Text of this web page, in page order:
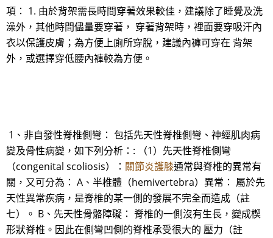
項： 1. 由於背架需長時間穿著效果較佳，建議除了睡覺及洗
澡外，其他時間儘量要穿著， 穿著背架時，裡面要穿吸汗內
衣以保護皮膚；為方便上廁所穿脫，建議內褲可穿在 背架
外，或選擇穿低腰內褲較為方便。
1、非自發性脊椎側彎： 包括先天性脊椎側彎、神經肌肉病
變及骨性病變，如下列分析：: （1）先天性脊椎側彎
（congenital scoliosis）： 關節炎護膝通常與脊椎的異常有
關，又可分為： A、半椎體（hemivertebra）異常： 屬於先
天性異常疾病，是脊椎的某一側的發展不完全而造成（註
七）。 B、先天性骨骼障礙： 脊椎的一側沒有生長，變成楔
形狀脊椎。因此在側彎凹側的脊椎承受很大的 壓力（註